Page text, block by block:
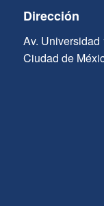
Dirección
Av. Universidad
Ciudad de